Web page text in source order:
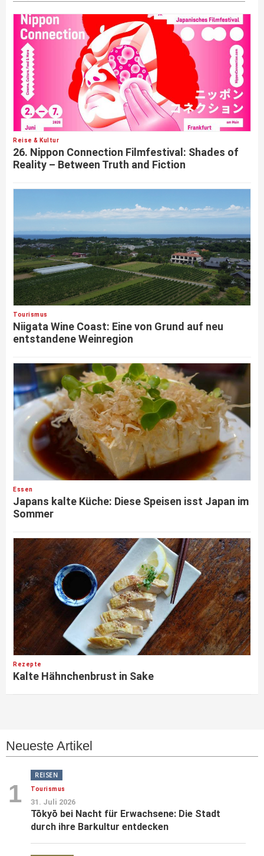
Reise & Kultur
26. Nippon Connection Filmfestival: Shades of
Reality – Between Truth and Fiction
Tourismus
Niigata Wine Coast: Eine von Grund auf neu
entstandene Weinregion
Essen
Japans kalte Küche: Diese Speisen isst Japan im
Sommer
Rezepte
Kalte Hähnchenbrust in Sake
Neueste Artikel
1
REISEN
Tourismus
31. Juli 2026
Tōkyō bei Nacht für Erwachsene: Die Stadt
durch ihre Barkultur entdecken